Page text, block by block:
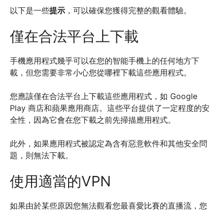
以下是一些提示 ，可以確保您獲得完整的觀看體驗。
僅在合法平台上下載
手機應用程式幾乎可以在您的智能手機上的任何地方下
載，但您需要非常小心您從哪裡下載這些應用程式。
您應該僅在合法平台上下載這些應用程式，如 Google
Play 商店和蘋果應用商店。這些平台提供了一定程度的安
全性，因為它會在您下載之前先掃描應用程式。
此外，如果應用程式被認定為含有惡意軟件和其他安全問
題，則無法下載。
使用適當的VPN
如果由於某些原因您無法觀看您最喜愛比賽的直播流，您